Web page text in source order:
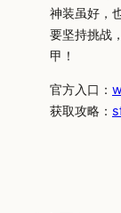
神装虽好，
要坚持挑战
甲！
官方入口：
获取攻略：